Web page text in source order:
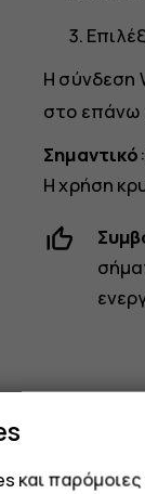
Η σύνδεση
στο επάνω
Σημαντικό
Η χρήση
παρόμοιες